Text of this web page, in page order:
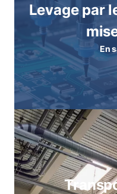
Levage par
En